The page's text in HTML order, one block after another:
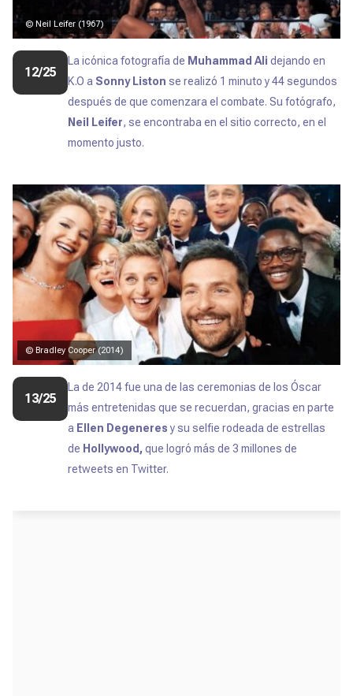
© Neil Leifer (1967)
12/25
La icónica fotografía de Muhammad Alidejando en
K.O a Sonny Liston se realizó 1 minuto y 44 segundos
después de que comenzara el combate. Su fotógrafo,
Neil Leifer, se encontraba en el sitio correcto, en el
momento justo.
© Bradley Cooper (2014)
13/25
La de 2014 fue una de las ceremonias de los Óscar
más entretenidas que se recuerdan, gracias en parte
a Ellen Degeneresy su selfie rodeada de estrellas
de Hollywood, que logró más de 3 millones de
retweets en Twitter.